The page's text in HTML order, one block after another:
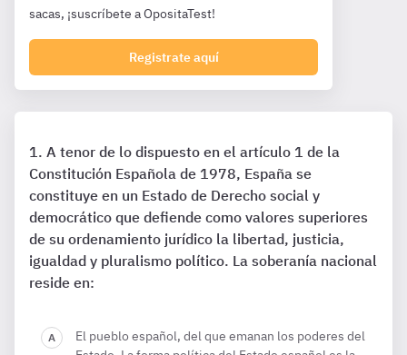
sacas, ¡suscríbete a OpositaTest!
Registrate aquí
A tenor de lo dispuesto en el artículo 1 de la
Constitución Española de 1978, España se
constituye en un Estado de Derecho social y
democrático que defiende como valores superiores
de su ordenamiento jurídico la libertad, justicia,
igualdad y pluralismo político. La soberanía nacional
reside en:
El pueblo español, del que emanan los poderes del